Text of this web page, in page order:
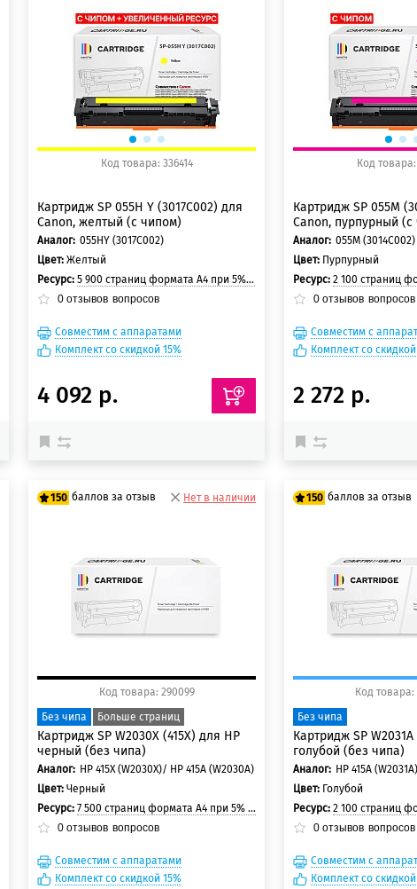
125 баллов
150 баллов
Код товара: 336414
Картридж SP 055H Y (3017C002) для
Canon, желтый (с чипом)
Аналог: 055HY (3017C002)
Цвет: Желтый
Ресурс: 5 900 страниц формата A4 при 5% заполнении страницы
0 отзывов вопросов
Совместим с аппаратами
Комплект со скидкой 15%
4 092 р.
125 баллов
150 баллов
Код товара:
Картридж SP 055M
Canon, пурпурный (с
Аналог: 055M (3014C002)
Цвет: Пурпурный
Ресурс: 2 100 страниц формата A4
0 отзывов вопросов
Совместим с
Комплект со скидкой
2 272 р.
150 баллов за отзыв
150 баллов
Нет в наличии
Код товара: 290099
Без чипа
Больше страниц
Картридж SP W2030X (415X) для HP
черный (без чипа)
Аналог: HP 415X (W2030X)/ HP 415A (W2030A)
Цвет: Черный
Ресурс: 7 500 страниц формата А4 при 5% заполнении страницы
0 отзывов вопросов
Совместим с аппаратами
Комплект со скидкой 15%
150 баллов за отзыв
150 баллов
Код товара:
Без чипа
Картридж SP
голубой (без чипа)
Аналог: HP 415A
Цвет: Голубой
Ресурс: 2 100 страниц формата А4
0 отзывов вопросов
Совместим с
Комплект со скидкой